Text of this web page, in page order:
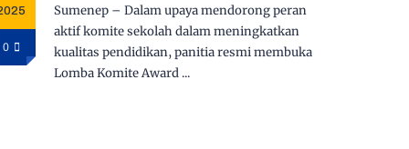
0
Sumenep – Dalam upaya mendorong peran
aktif komite sekolah dalam meningkatkan
kualitas pendidikan, panitia resmi membuka
Lomba Komite Award ...